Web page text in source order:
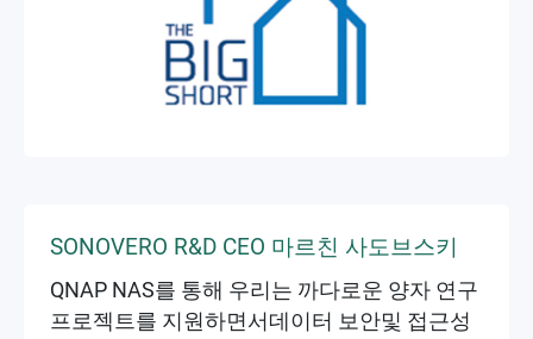
SONOVERO R&D CEO 마르친 사도브스키
QNAP NAS를 통해 우리는 까다로운 양자 연구
프로젝트를 지원하면서데이터 보안및 접근성